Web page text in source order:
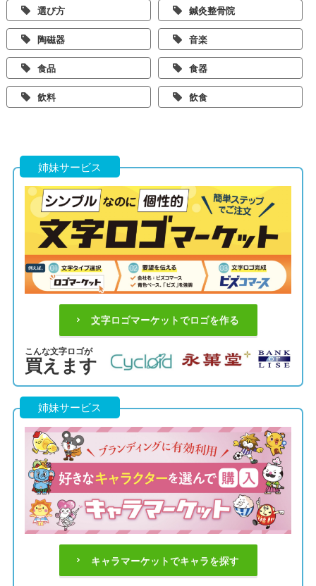
選び方 鍼灸整骨院
陶磁器 音楽
食品 食器
飲料 飲食
姉妹サービス
文字ロゴマーケットでロゴを作る
こんな文字ロゴが
買えます
姉妹サービス
キャラマーケットでキャラを探す